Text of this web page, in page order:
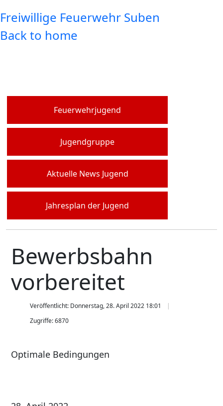
Freiwillige Feuerwehr Suben
Back to home
Feuerwehrjugend
Jugendgruppe
Aktuelle News Jugend
Jahresplan der Jugend
Bewerbsbahn
vorbereitet
Veröffentlicht: Donnerstag, 28. April 2022 18:01
Zugriffe: 6870
Optimale Bedingungen